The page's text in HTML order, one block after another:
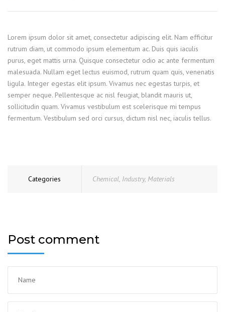
Lorem ipsum dolor sit amet, consectetur adipiscing elit. Nam efficitur
rutrum diam, ut commodo ipsum elementum ac. Duis quis iaculis
purus, eget mattis urna. Quisque consectetur odio ac ante fermentum
malesuada. Nullam eget lectus euismod, rutrum quam quis, venenatis
ligula. Integer egestas elit ipsum. Vivamus nec egestas turpis, et
semper neque. Pellentesque ac nisl feugiat, blandit mauris ut,
sollicitudin quam. Vivamus vestibulum est scelerisque mi tempus
fermentum. Vestibulum sed orci cursus, dictum nisl nec, iaculis tellus.
Categories Chemical, Industry, Materials
Post comment